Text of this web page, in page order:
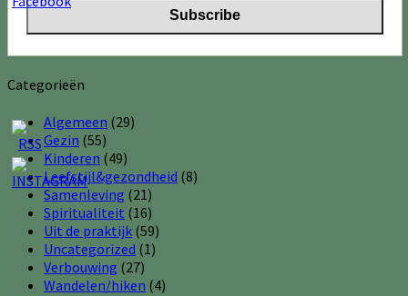
Categorieën
Algemeen (29)
Gezin (55)
Kinderen (49)
Leefstijl&gezondheid (8)
Samenleving (21)
Spiritualiteit (16)
Uit de praktijk (59)
Uncategorized (1)
Verbouwing (27)
Wandelen/hiken (4)